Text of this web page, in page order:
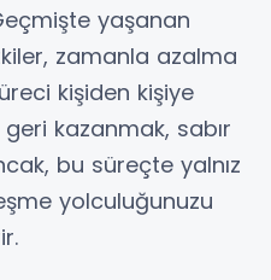
yaşanan
zamanla azalma
kişiden kişiye
kazanmak, sabır
bu süreçte yalnız
yolculuğunuzu